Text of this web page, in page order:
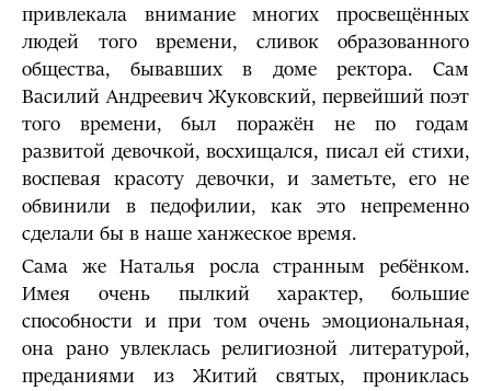
привлекала внимание многих просвещённых
людей того времени, сливок образованного
общества, бывавших в доме ректора. Сам
Василий Андреевич Жуковский, первейший поэт
того времени, был поражён не по годам
развитой девочкой, восхищался, писал ей стихи,
воспевая красоту девочки, и заметьте, его не
обвинили в педофилии, как это непременно
сделали бы в наше ханжеское время.
Сама же Наталья росла странным ребёнком.
Имея очень пылкий характер, большие
способности и при том очень эмоциональная,
она рано увлеклась религиозной литературой,
преданиями из Житий святых, прониклась